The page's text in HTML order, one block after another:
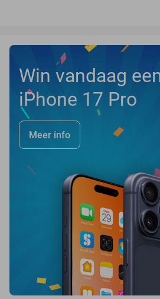
Win vandaag
iPhone 17 Pro
Meer info